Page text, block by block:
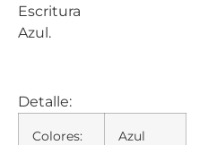
Escritura
Azul.
Detalle:
Colores:
Azul